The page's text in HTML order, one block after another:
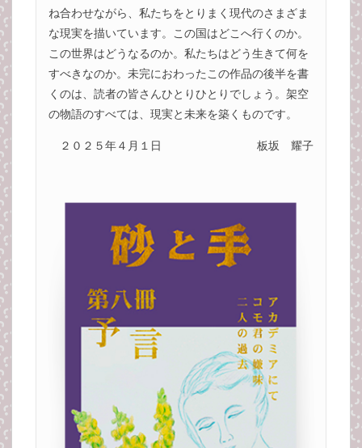
ね合わせながら、私たちをとりまく現代のさまざま
な現実を描いています。この国はどこへ行くのか。
この世界はどうなるのか。私たちはどう生きて何を
すべきなのか。未完におわったこの作品の後半を書
くのは、読者の皆さんひとりひとりでしょう。架空
の物語のすべては、現実と未来を築くものです。
２０２５年４月１日 板坂 耀子